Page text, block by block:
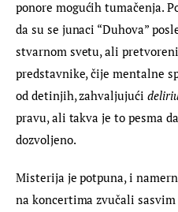
ponore mogućih tumačenja.
da su se junaci “Duhova”
stvarnom svetu, ali
predstavnike, čije mentalne
od detinjih, zahvaljujući
pravu, ali takva je to pesma
dozvoljeno.
Misterija je potpuna, i
na koncertima zvučali